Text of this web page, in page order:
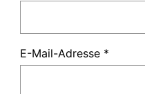
E-Mail-Adresse *